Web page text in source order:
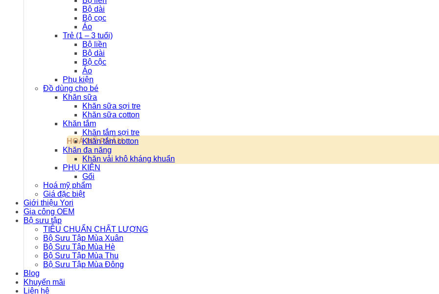
HOÁ MỸ PHẨM
Bộ dài
Bộ cọc
Áo
Trẻ (1 – 3 tuổi)
Bộ liền
Bộ dài
Bộ cộc
Áo
Phụ kiện
Đồ dùng cho bé
Khăn sữa
Khăn sữa sợi tre
Khăn sữa cotton
Khăn tắm
Khăn tắm sợi tre
Khăn tắm cotton
Khăn đa năng
Khăn vải khô kháng khuẩn
PHỤ KIỆN
Gối
Hoá mỹ phẩm
Giá đặc biệt
Giới thiệu Yori
Gia công OEM
Bộ sưu tập
TIÊU CHUẨN CHẤT LƯỢNG
Bộ Sưu Tập Mùa Xuân
Bộ Sưu Tập Mùa Hè
Bộ Sưu Tập Mùa Thu
Bộ Sưu Tập Mùa Đông
Blog
Khuyến mãi
Liên hệ